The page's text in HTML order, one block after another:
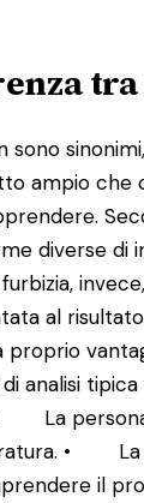
sono
ampio
diverse di
al
analisi
La
• La
il